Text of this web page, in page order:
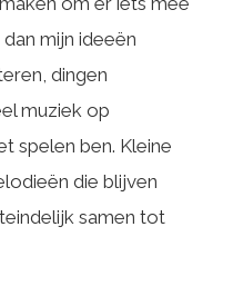
mijn ideeën
dingen
muziek op
spelen ben. Kleine
die blijven
samen tot